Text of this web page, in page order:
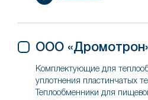
ООО
Комплектующие для
уплотнения пластинчатых
Теплообменники для